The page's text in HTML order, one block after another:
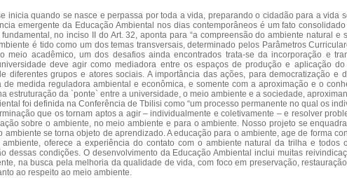
inicia quando se nasce e perpassa por toda a vida, preparando o cidadão para a
emergente da Educação Ambiental nos dias contemporâneos é um fato
no inciso II do Art. 32, aponta para “a compreensão do ambiente natural
é tido como um dos temas transversais, determinado pelos Parâmetros
meio acadêmico, um dos desafios ainda encontrados trata-se da incorporação e
deve agir como mediadora entre os espaços de produção e aplicação
diferentes grupos e atores sociais. A importância das ações, para democratização
medida reguladora ambiental e econômica, e somente com a aproximação e o
estruturação da `ponte` entre a universidade, o meio ambiente e a sociedade,
foi definida na Conferência de Tbilisi como “um processo permanente no qual os
que os tornam aptos a agir – individualmente e coletivamente – e resolver
sobre o ambiente, no meio ambiente e para o ambiente. Nosso projeto se
se torna objeto de aprendizado. A educação para o ambiente, age de forma
oferece a experiência do contato com o ambiente natural da trilha e
condições. O desenvolvimento da Educação Ambiental inclui muitas
na busca pela melhoria da qualidade de vida, com foco em preservação,
ao respeito ao meio ambiente.